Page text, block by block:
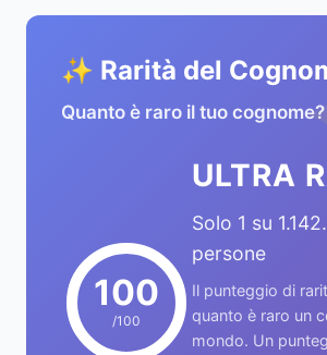
✨ Rarità del
Quanto è raro il tuo cognome?
100
/100
ULTRA
Solo 1 su
persone
Il punteggio di
quanto è raro un
mondo. Un